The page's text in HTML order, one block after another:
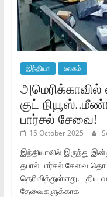
இந்தியா உலகம்
அமெரிக்காவில்
குட்
பார்சல் சேவை!
15 October 2025
இந்தியாவில் இருந்து
தபால் பார்சல் சேவை
தெரிவித்துள்ளது. புதிய
தேவைகளுக்காக